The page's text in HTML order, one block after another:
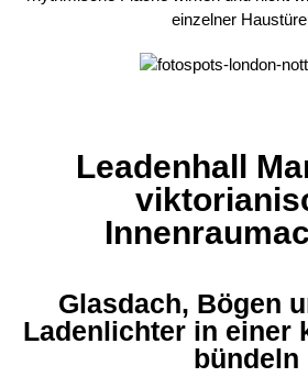
einzelner
Leadenhall
Glasdach, Bögen
Ladenlichter in einer
bündeln